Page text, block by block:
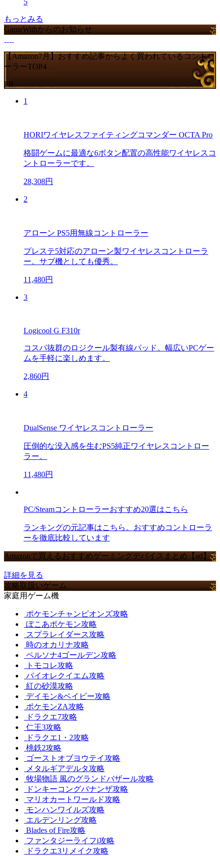
5
もっとみる
GameWithからのお知らせ
【Amazon7月】おすすめ記事からよく買われているコントロ
ーラーTOP4
PR
1
HORIワイヤレスファイティングコマンダー OCTA Pro
格闘ゲームに最適な6ボタン配置の高性能ワイヤレスコ
ントローラーです。
28,308円
2
アローン PS5用無線コントローラー
プレステ5対応のアローン製ワイヤレスコントローラ
ー。サブ機としても優秀。
11,480円
3
Logicool G F310r
コスパ抜群のロジクール製有線パッド。幅広いPCゲー
ムを手軽に楽しめます。
2,860円
4
DualSense ワイヤレスコントローラー
圧倒的な没入感を生むPS5純正ワイヤレスコントロー
ラー。
11,480円
PC/Steamコントローラーおすすめ20選はこちら
ランキングの元記事はこちら。おすすめコントローラ
ーを徹底比較しています
Amazonで買えるおすすめゲーミングデバイスまとめ【ad】
詳細を見る
攻略取扱いゲーム
家庭用ゲーム機
ポケモンチャンピオンズ攻略
ぽこあポケモン攻略
スプラレイダース攻略
時のオカリナ攻略
ペルソナ4ゴールデン攻略
トモコレ攻略
バイオレクイエム攻略
紅の砂漠攻略
デイモン&ベイビー攻略
ポケモンZA攻略
ドラクエ7攻略
仁王3攻略
ドラクエ1・2攻略
桃鉄2攻略
ゴーストオブヨウテイ攻略
メタルギアデルタ攻略
牧場物語 風のグランドバザール攻略
ドンキーコングバナンザ攻略
マリオカートワールド攻略
モンハンワイルズ攻略
エルデンリング攻略
Blades of Fire攻略
ファンタジーライフi攻略
ドラクエ3リメイク攻略